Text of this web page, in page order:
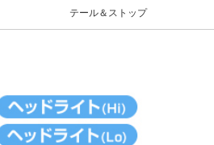
テール＆ストップ